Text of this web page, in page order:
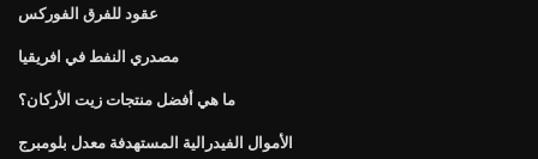
عقود للفرق الفوركس
مصدري النفط في افريقيا
ما هي أفضل منتجات زيت الأركان؟
الأموال الفيدرالية المستهدفة معدل بلومبرج